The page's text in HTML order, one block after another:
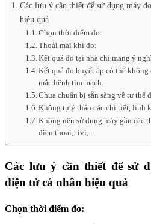
Các lưu ý cần thiết để sử dụng máy
hiệu quả
Chọn thời điểm đo:
Thoải mái khi đo:
Kết quả đo tại nhà chỉ mang ý
Kết quả đo huyết áp có thể
mắc bệnh tim mạch.
Chưa chuẩn bị sẵn sàng về tư thế
Không tự ý tháo các chi tiết, linh
Không nên sử dụng máy gần các
điện thoại, tivi,…
Các lưu ý cần thiết để sử
điện tử cá nhân hiệu quả
Chọn thời điểm đo: